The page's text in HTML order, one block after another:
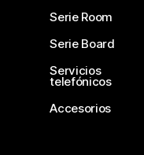
Serie Room
Serie Board
Servicios
telefónicos
Accesorios